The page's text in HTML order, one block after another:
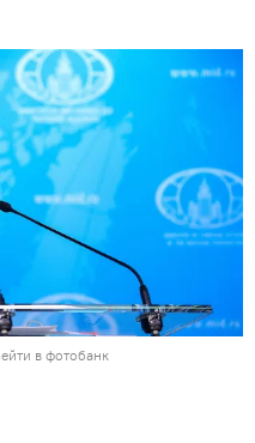
в фотобанк